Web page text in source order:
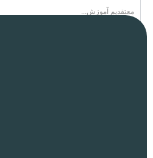
معتقدیم آموزش...